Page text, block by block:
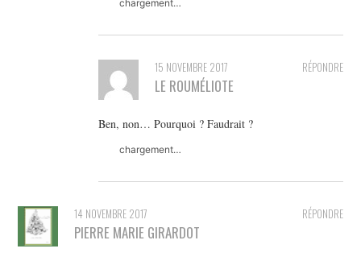
chargement…
RÉPONDRE
15 NOVEMBRE 2017
LE ROUMÉLIOTE
Ben, non… Pourquoi ? Faudrait ?
chargement…
RÉPONDRE
14 NOVEMBRE 2017
PIERRE MARIE GIRARDOT